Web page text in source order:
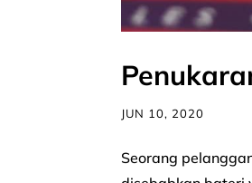
JUN 10, 2020
Seorang